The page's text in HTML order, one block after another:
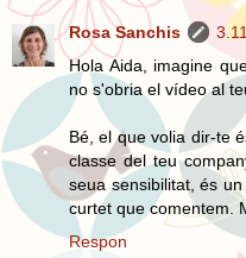
Rosa Sanchis
Hola Aida, imagine
no s'obria el vídeo al
Bé, el que volia dir-te
classe del teu
seua sensibilitat, és
curtet que comentem.
Respon